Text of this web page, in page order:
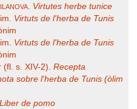
. Virtutes herbe tunice
Virtuts de l'herba de Tunis
Virtuts de l'herba de Tunis
(fl. s. XIV-2). Recepta
sobre l'herba de Tunis (òlim
Liber de pomo